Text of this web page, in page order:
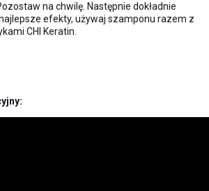
na chwilę. Następnie dokładnie
efekty, używaj szamponu razem z
CHI Keratin.